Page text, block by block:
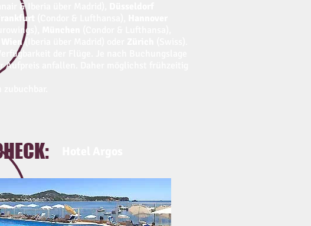
& Iberia über Madrid),
Frankfurt
Wien(Iberia über Madrid) oder
der Flüge. Je nach Buchungslage
Aufpreis anfallen. Daher möglichst frühzeitig